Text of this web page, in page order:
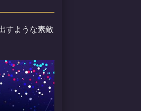
すような素敵